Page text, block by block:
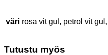
väri rosa vit gul, petrol vit gul,
Tutustu myös